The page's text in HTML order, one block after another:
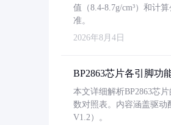
值（8.4-8.7g/cm³）和计
准。
2026年8月4日
BP2863芯片各引脚功
本文详细解析BP2863芯
数对照表。内容涵盖驱动
V1.2）。